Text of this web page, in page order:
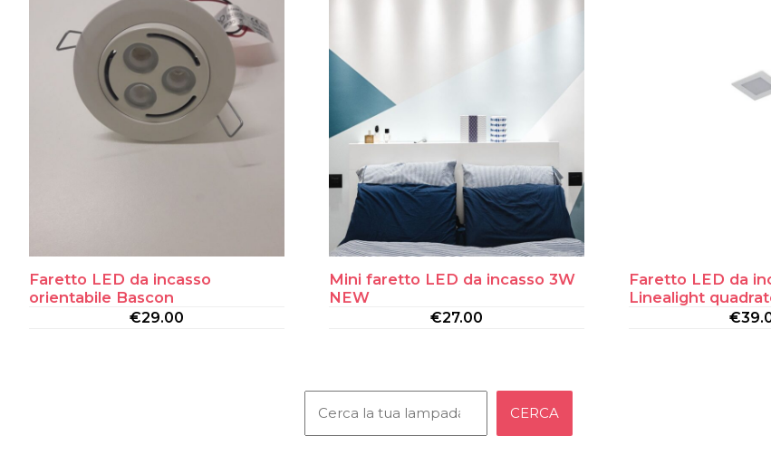
Faretto LED da incasso
orientabile Bascon
€29.00
Mini faretto LED da incasso 3W
NEW
€27.00
Faretto LED da
Linealight
€
CERCA